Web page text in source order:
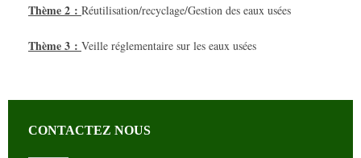
Thème 2 : Réutilisation/recyclage/Gestion des eaux usées
Thème 3 : Veille réglementaire sur les eaux usées
CONTACTEZ NOUS